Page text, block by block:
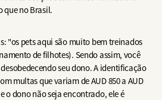
que no Brasil.
"os pets aqui são muito bem treinados
de filhotes). Sendo assim, você
seu dono. A identificação
multas que variam de AUD 850 a AUD
o dono não seja encontrado, ele é